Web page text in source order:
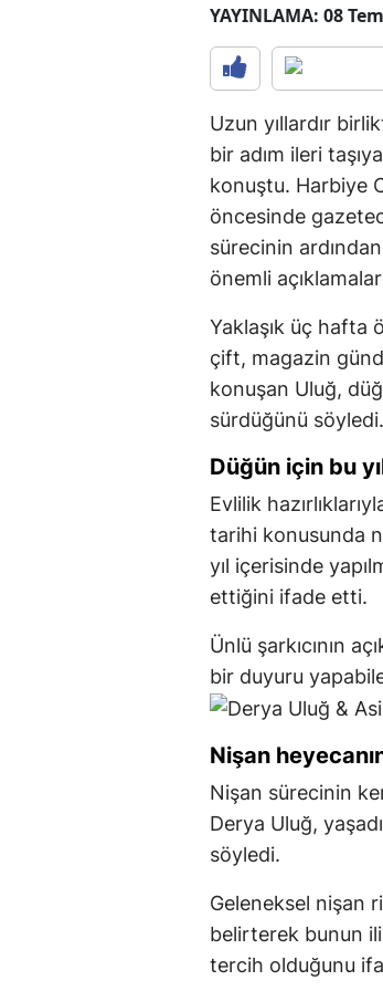
YAYINLAMA: 08
Uzun yıllardır
bir adım ileri
konuştu. Harbiye
öncesinde
sürecinin
önemli
Yaklaşık üç hafta
çift, magazin
konuşan Uluğ,
sürdüğünü söyledi.
Düğün için bu
Evlilik
tarihi konusunda
yıl içerisinde
ettiğini ifade etti.
Ünlü şarkıcının
bir duyuru
Nişan
Nişan sürecinin
Derya Uluğ,
söyledi.
Geleneksel nişan
belirterek bunun
tercih olduğunu